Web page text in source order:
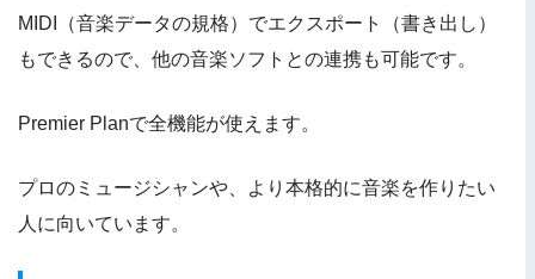
MIDI（音楽データの規格）でエクスポート（書き出し）
もできるので、他の音楽ソフトとの連携も可能です。
Premier Planで全機能が使えます。
プロのミュージシャンや、より本格的に音楽を作りたい
人に向いています。